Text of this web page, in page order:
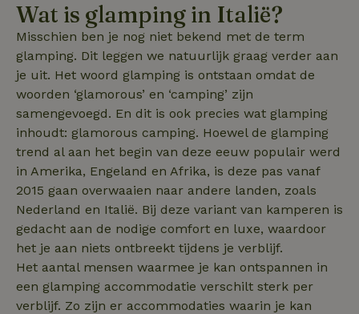
Wat is glamping in Italië?
Misschien ben je nog niet bekend met de term
glamping. Dit leggen we natuurlijk graag verder aan
je uit. Het woord glamping is ontstaan omdat de
woorden ‘glamorous’ en ‘camping’ zijn
samengevoegd. En dit is ook precies wat glamping
inhoudt: glamorous camping. Hoewel de glamping
trend al aan het begin van deze eeuw populair werd
in Amerika, Engeland en Afrika, is deze pas vanaf
2015 gaan overwaaien naar andere landen, zoals
Nederland en Italië. Bij deze variant van kamperen is
gedacht aan de nodige comfort en luxe, waardoor
het je aan niets ontbreekt tijdens je verblijf.
Het aantal mensen waarmee je kan ontspannen in
een glamping accommodatie verschilt sterk per
verblijf. Zo zijn er accommodaties waarin je kan
Functioneel Niet-geclassificeerd
Strikt noodzakelijke cookies maken de kernfunctionaliteiten
accountbeheer. De website kan niet goed worden gebruikt
zonder de strikt noodzakelijke cookies.
Aanbieder/
Domein
_tt_enable_cookie .natuurhuisje.nl
2 maanden
Deze
CookieScriptConsent
CookieScript
.natuurhuisje.nl
4 weken 2
dagen
Deze
service